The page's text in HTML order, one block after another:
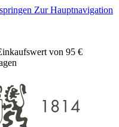
Zur Hauptnavigation
von 95 €